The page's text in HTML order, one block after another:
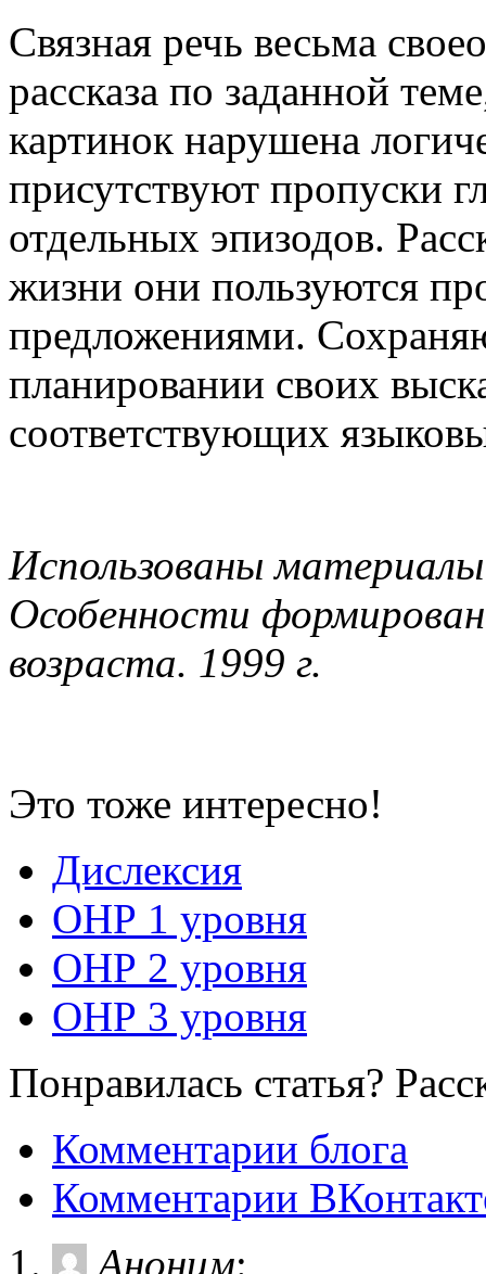
Связная речь весьма
рассказа по заданной
картинок нарушена
присутствуют пропуски
отдельных эпизодов.
жизни они пользуются
предложениями.
планировании своих
соответствующих
Использованы
Особенности
возраста. 1999 г.
Это тоже интересно!
Дислексия
ОНР 1 уровня
ОНР 2 уровня
ОНР 3 уровня
Понравилась статья?
Комментарии блога
Комментарии
Аноним: